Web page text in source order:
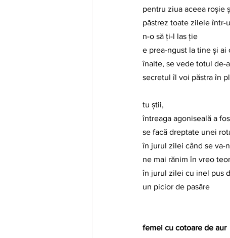
pentru ziua aceea roșie
păstrez toate zilele într-
n-o să ți-l las ție
e prea-ngust la tine și
înalte, se vede totul de-
secretul îl voi păstra în
tu știi,
întreaga agoniseală a
se facă dreptate unei
în jurul zilei când se va-
ne mai rănim în vreo
în jurul zilei cu inel pus
un picior de pasăre
femei cu cotoare de aur